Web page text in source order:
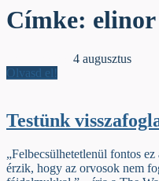
Címke:
4 augusztus
Olvasd el!
Testünk
„Felbecsülhetetlenül fontos
érzik, hogy az orvosok nem